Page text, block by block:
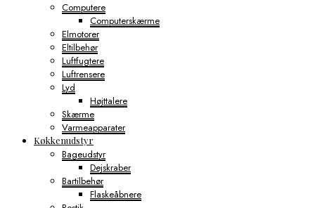
Computere
Computerskærme
Elmotorer
Eltilbehør
Luftfugtere
Luftrensere
Lyd
Højttalere
Skærme
Varmeapparater
Køkkenudstyr
Bageudstyr
Dejskraber
Bartilbehør
Flaskeåbnere